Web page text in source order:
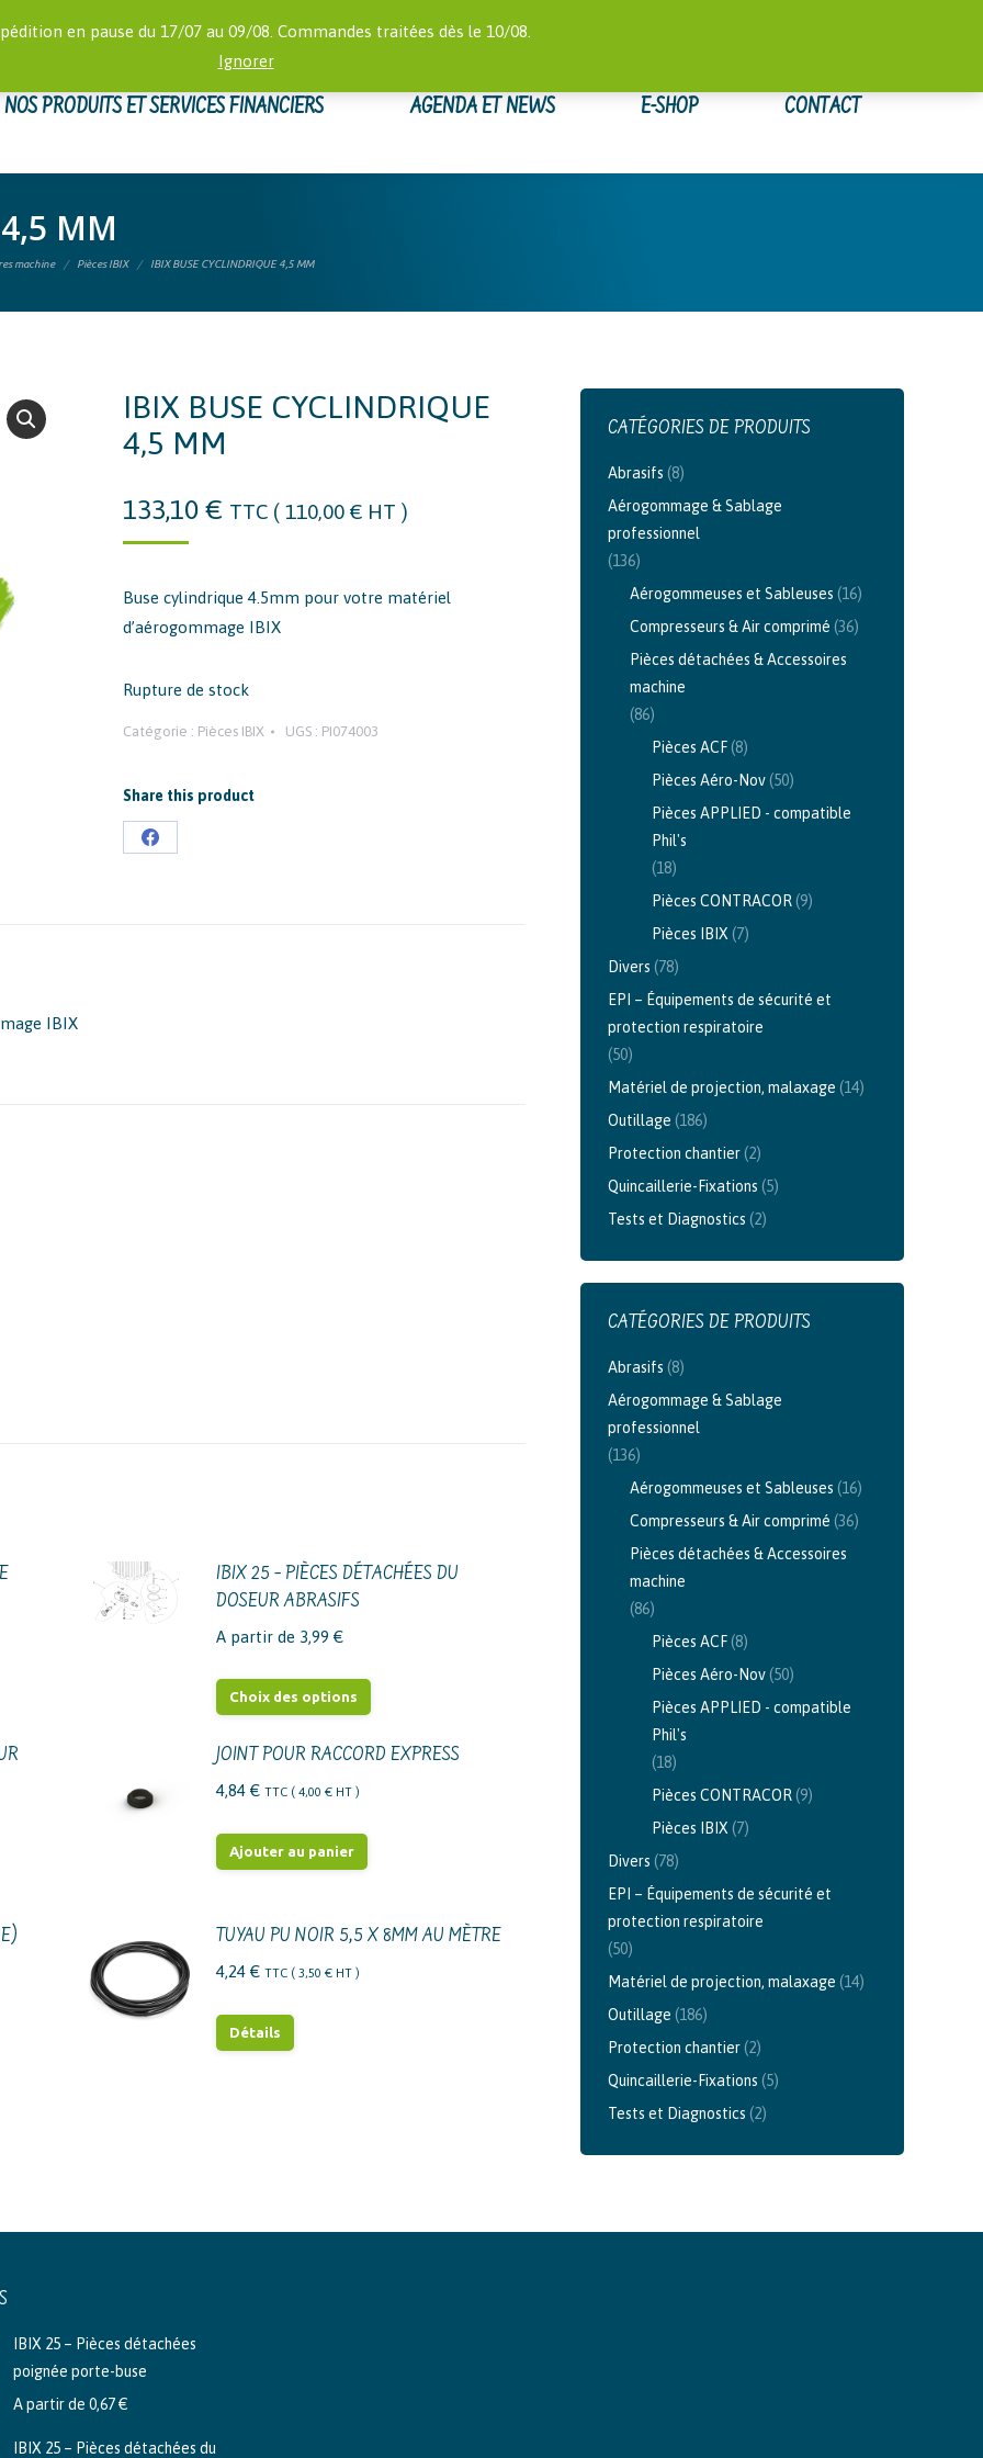
en pause du 17/07 au 09/08. Commandes traitées dès le 10/08.
Ignorer
:
NOS PRODUITS ET SERVICES FINANCIERS AGENDA ET NEWS E-SHOP CONTACT
MM
machine Pièces IBIX IBIX BUSE CYCLINDRIQUE 4,5 MM
IBIX BUSE CYCLINDRIQUE
4,5 MM
133,10 € TTC ( 110,00 €HT )
Buse cylindrique 4.5mm pour votre matériel
d’aérogommage IBIX
Rupture de stock
Catégorie : Pièces IBIX UGS : PI074003
Share this product
Partager
IBIX
IBIX 25 – PIÈCES DÉTACHÉES DU
DOSEUR ABRASIFS
A partir de 3,99 €
Choix des options
a
être
JOINT POUR RACCORD EXPRESS
4,84 € TTC ( 4,00 €HT )
Ajouter au panier
TUYAU PU NOIR 5,5 X 8MM AU MÈTRE
4,24 € TTC ( 3,50 €HT )
Détails
CATÉGORIES DE PRODUITS
Abrasifs (8)
Aérogommage & Sablage
professionnel
(136)
Aérogommeuses et Sableuses (16)
Compresseurs & Air comprimé (36)
Pièces détachées & Accessoires
machine
(86)
Pièces ACF(8)
Pièces Aéro-Nov(50)
Pièces APPLIED - compatible
Phil's
(18)
Pièces CONTRACOR(9)
Pièces IBIX (7)
Divers (78)
EPI – Équipements de sécurité et
protection respiratoire
(50)
Matériel de projection, malaxage (14)
Outillage (186)
Protection chantier(2)
Quincaillerie-Fixations (5)
Tests et Diagnostics (2)
CATÉGORIES DE PRODUITS
Abrasifs (8)
Aérogommage & Sablage
professionnel
(136)
Aérogommeuses et Sableuses (16)
Compresseurs & Air comprimé (36)
Pièces détachées & Accessoires
machine
(86)
Pièces ACF(8)
Pièces Aéro-Nov(50)
Pièces APPLIED - compatible
Phil's
(18)
Pièces CONTRACOR(9)
Pièces IBIX (7)
Divers (78)
EPI – Équipements de sécurité et
protection respiratoire
(50)
Matériel de projection, malaxage (14)
Outillage (186)
Protection chantier(2)
Quincaillerie-Fixations (5)
Tests et Diagnostics (2)
IBIX 25 – Pièces détachées
poignée porte-buse
A partir de 0,67€
IBIX 25 – Pièces détachées du